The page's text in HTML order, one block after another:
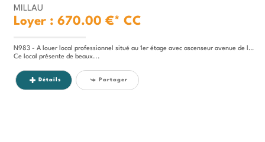
MILLAU
Loyer : 670.00 €* CC
N983 - A louer local professionnel situé au 1er étage avec ascenseur avenue de la République.
Ce local présente de beaux...
Détails Partager